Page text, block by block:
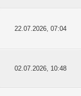
22.07.2026, 07:04
02.07.2026, 10:48